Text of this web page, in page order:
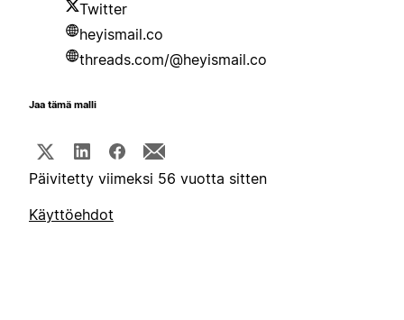
Twitter
heyismail.co
threads.com/@heyismail.co
Jaa tämä malli
Päivitetty viimeksi 56 vuotta sitten
Käyttöehdot